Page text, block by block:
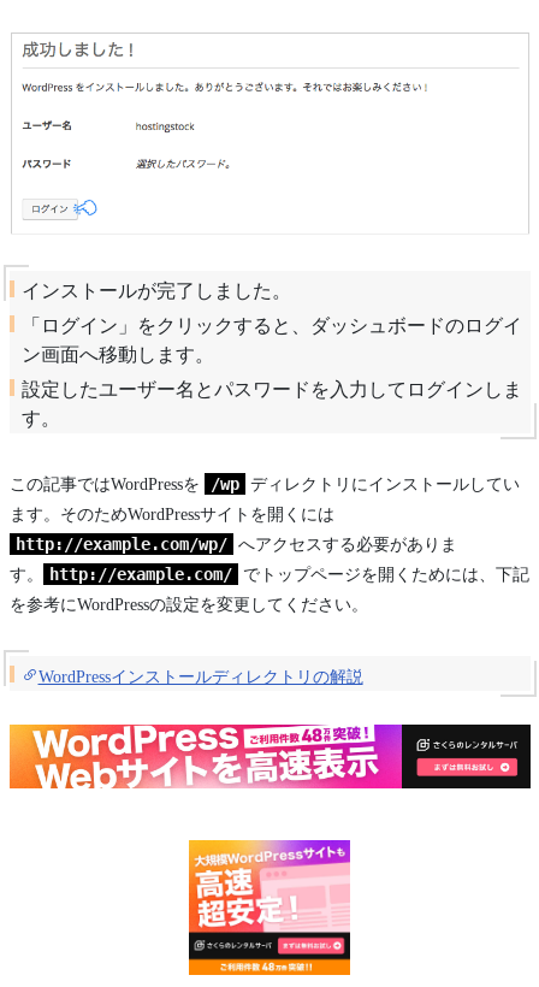
インストールが完了しました。
「ログイン」をクリックすると、ダッシュボードのログイ
ン画面へ移動します。
設定したユーザー名とパスワードを入力してログインしま
す。
この記事ではWordPressを /wp
ディレクトリにインストールしてい
ます。そのためWordPressサイトを開くには
http://example.com/wp/
へアクセスする必要がありま
す。
http://example.com/
でトップページを開くためには、下記
を参考にWordPressの設定を変更してください。
WordPressインストールディレクトリの解説